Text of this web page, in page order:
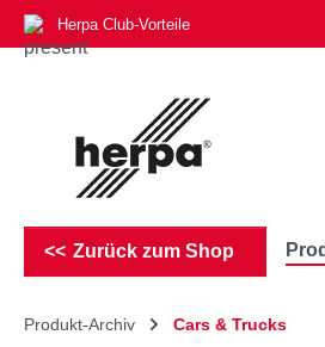
Hauptinhalt springen
Zur Suche springen
Zur Hauptnavigation springen
Herpa Club-Vorteile
Zurück zum Shop
Produkt-Archiv Cars & Trucks